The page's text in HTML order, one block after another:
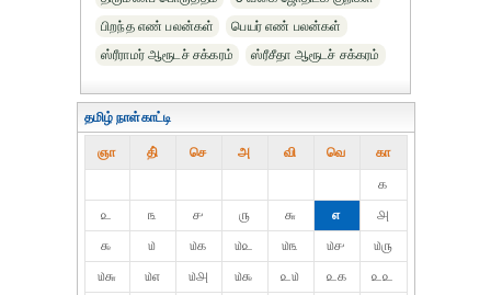
பிறந்த எண் பலன்கள்
பெயர் எண் பலன்கள்
ஸ்ரீராமர் ஆரூடச் சக்கரம்
ஸ்ரீசீதா ஆரூடச் சக்கரம்
தமிழ் நாள்காட்டி
ஞா தி் செ அ வி வெ கா
௧
௨
௩ ௪ ௫ ௬ ௭
௮
௯
௰ ௰௧ ௰௨ ௰௩ ௰௪
௰௫
௰௬
௰௭ ௰௮ ௰௯ ௨௰ ௨௧
௨௨